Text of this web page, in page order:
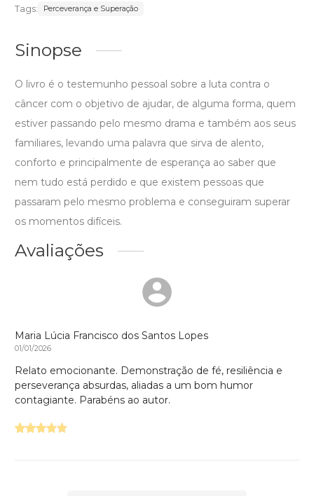
Tags: Perceverança e Superação
Sinopse
O livro é o testemunho pessoal sobre a luta contra o
câncer com o objetivo de ajudar, de alguma forma, quem
estiver passando pelo mesmo drama e também aos seus
familiares, levando uma palavra que sirva de alento,
conforto e principalmente de esperança ao saber que
nem tudo está perdido e que existem pessoas que
passaram pelo mesmo problema e conseguiram superar
os momentos difíceis.
Avaliações
Maria Lúcia Francisco dos Santos Lopes
01/01/2026
Relato emocionante. Demonstração de fé, resiliência e
perseverança absurdas, aliadas a um bom humor
contagiante. Parabéns ao autor.